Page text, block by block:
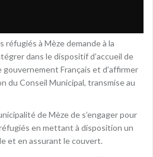
réfugiés à Mèze demande à la
dans le dispositif d’accueil de
Français et d’affirmer
du Conseil Municipal, transmise au
de Mèze de s’engager pour
en mettant à disposition un
et en assurant le couvert.